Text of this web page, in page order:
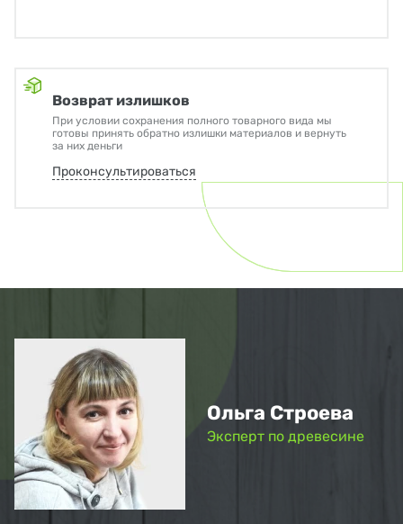
Возврат излишков
При условии сохранения полного товарного вида мы
готовы принять обратно излишки материалов и вернуть
за них деньги
Проконсультироваться
Ольга Строева
Эксперт по древесине